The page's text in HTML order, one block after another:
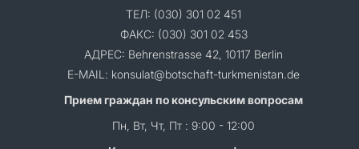
ТЕЛ: (030) 301 02 451
ФАКС: (030) 301 02 453
АДРЕС: Behrenstrasse 42, 10117 Berlin
E-MAIL: konsulat@botschaft-turkmenistan.de
Прием граждан по консульским вопросам
Пн, Вт, Чт, Пт : 9:00 - 12:00